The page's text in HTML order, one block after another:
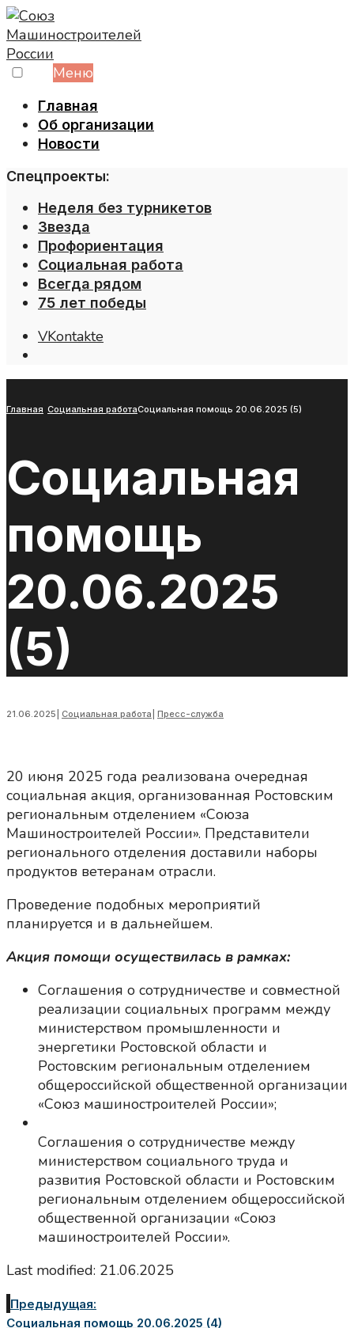
Skip
to
content
Меню
Главная
Об организации
Новости
Спецпроекты:
Неделя без турникетов
Звезда
Профориентация
Социальная работа
Всегда рядом
75 лет победы
VKontakte
Главная Социальная работаСоциальная помощь 20.06.2025 (5)
Социальная
помощь
20.06.2025
(5)
21.06.2025 Социальная работа Пресс-служба
20 июня 2025 года реализована очередная
социальная акция, организованная Ростовским
региональным отделением «Союза
Машиностроителей России». Представители
регионального отделения доставили наборы
продуктов ветеранам отрасли.
Проведение подобных мероприятий
планируется и в дальнейшем.
Акция помощи осуществилась в рамках:
Соглашения о сотрудничестве и совместной
реализации социальных программ между
министерством промышленности и
энергетики Ростовской области и
Ростовским региональным отделением
общероссийской общественной организации
«Союз машиностроителей России»;
Соглашения о сотрудничестве между
министерством социального труда и
развития Ростовской области и Ростовским
региональным отделением общероссийской
общественной организации «Союз
машиностроителей России».
Last modified: 21.06.2025
Предыдущая:
Социальная помощь 20.06.2025 (4)